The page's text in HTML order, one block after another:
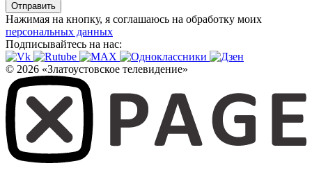
Отправить
Нажимая на кнопку, я соглашаюсь на обработку моих
персональных данных
Подписывайтесь на нас:
© 2026 «Златоустовское телевидение»